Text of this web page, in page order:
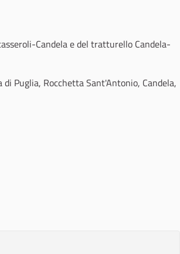
Candela e del tratturello Candela-
Puglia, Rocchetta Sant'Antonio, Candela,